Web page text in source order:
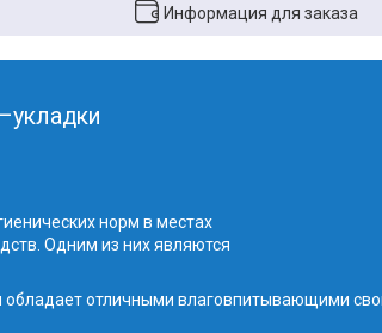
Информация для заказа
норм в местах
Одним из них являются
отличными влаговпитывающими